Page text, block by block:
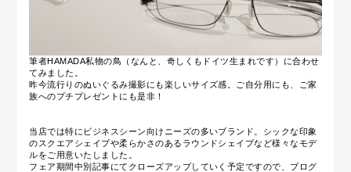
筆者HAMADA私物の鳥（なんと、奇しくもドイツ生まれです）に合わせ
てみました。
昨今流行りのぬいぐるみ撮影にも楽しいサイズ感。ご自分用にも、ご家
族へのプチプレゼントにも是非！
当店では特にビジネスシーン向けニーズの多いブランド。シックな印象
のスクエアシェイプや柔らかさのあるラウンドシェイプなど様々なモデ
ルをご用意いたしました。
フェア期間中別記事にてクローズアップしていく予定ですので、ブログ